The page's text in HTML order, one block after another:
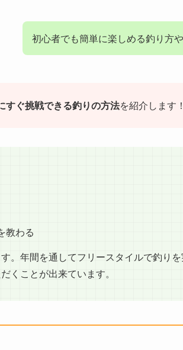
初心者でも簡単に楽しめる釣り方
すぐ挑戦できる釣りの方法を紹介します！
教わる
。年間を通してフリースタイルで釣り
くことが出来ています。